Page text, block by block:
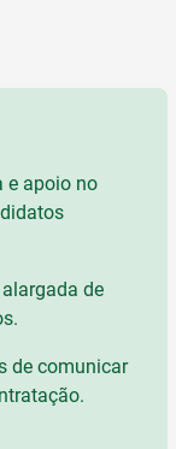
e apoio no
de
de comunicar